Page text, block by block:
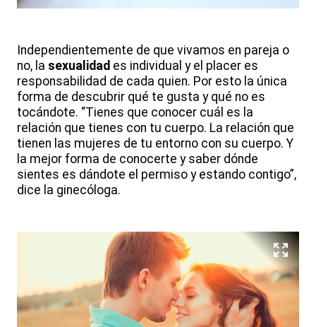
Independientemente de que vivamos en pareja o
no, la sexualidad es individual y el placer es
responsabilidad de cada quien. Por esto la única
forma de descubrir qué te gusta y qué no es
tocándote. “Tienes que conocer cuál es la
relación que tienes con tu cuerpo. La relación que
tienen las mujeres de tu entorno con su cuerpo. Y
la mejor forma de conocerte y saber dónde
sientes es dándote el permiso y estando contigo”,
dice la ginecóloga.